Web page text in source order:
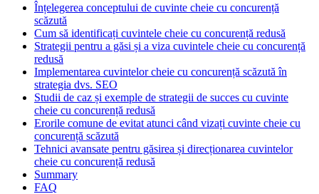
Înțelegerea conceptului de cuvinte cheie cu concurență
scăzută
Cum să identificați cuvintele cheie cu concurență redusă
Strategii pentru a găsi și a viza cuvintele cheie cu concurență
redusă
Implementarea cuvintelor cheie cu concurență scăzută în
strategia dvs. SEO
Studii de caz și exemple de strategii de succes cu cuvinte
cheie cu concurență redusă
Erorile comune de evitat atunci când vizați cuvinte cheie cu
concurență scăzută
Tehnici avansate pentru găsirea și direcționarea cuvintelor
cheie cu concurență redusă
Summary
FAQ